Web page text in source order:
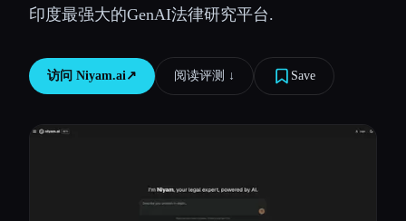
印度最强大的GenAI法律研究平台.
访问 Niyam.ai↗︎ 阅读评测 ↓︎ Save